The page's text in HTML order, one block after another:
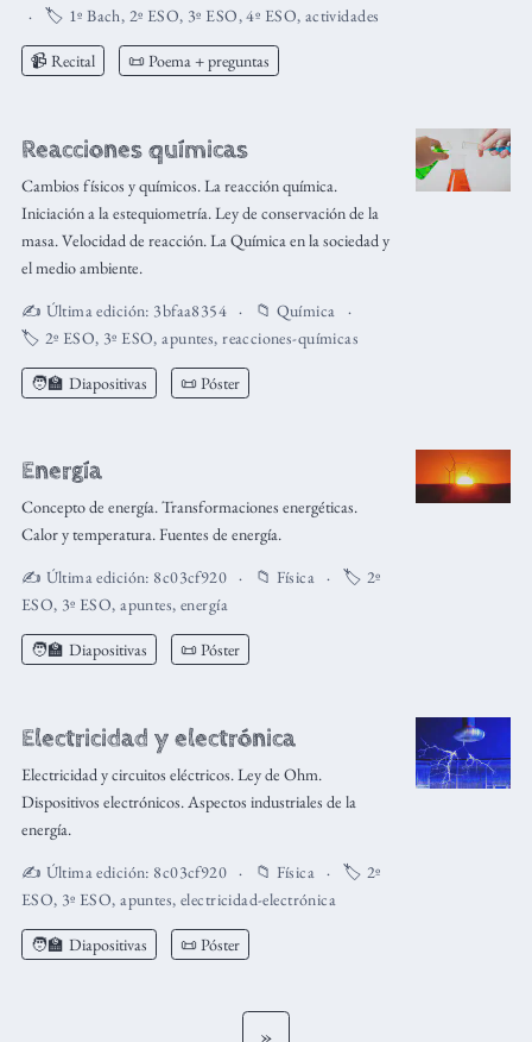
🏷️ 1º Bach, 2º ESO, 3º ESO,4º ESO, actividades
📹 Recital 📜 Poema + preguntas
Reacciones químicas
Cambios físicos y químicos. La reacción química.
Iniciación a la estequiometría. Ley de conservación de la
masa. Velocidad de reacción. La Química en la sociedad y
el medio ambiente.
✍️ Última edición: 3bfaa8354 📁 Química
🏷️ 2º ESO, 3º ESO,apuntes,reacciones-químicas
🧑‍🏫 Diapositivas 📜 Póster
Energía
Concepto de energía. Transformaciones energéticas.
Calor y temperatura. Fuentes de energía.
✍️ Última edición: 8c03cf920 📁 Física 🏷️ 2º
ESO, 3º ESO,apuntes, energía
🧑‍🏫 Diapositivas 📜 Póster
Electricidad y electrónica
Electricidad y circuitos eléctricos. Ley de Ohm.
Dispositivos electrónicos. Aspectos industriales de la
energía.
✍️ Última edición: 8c03cf920 📁 Física 🏷️ 2º
ESO, 3º ESO,apuntes, electricidad-electrónica
🧑‍🏫 Diapositivas 📜 Póster
»